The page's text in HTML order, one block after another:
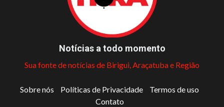
Notícias a todo momento
Sua fonte de notícias de Birigui, Araçatuba e Região
Sobre nós Políticas de Privacidade
Termos de uso
Contato